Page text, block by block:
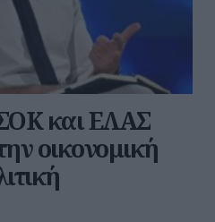
και ΕΛΑΣ
οικονομική